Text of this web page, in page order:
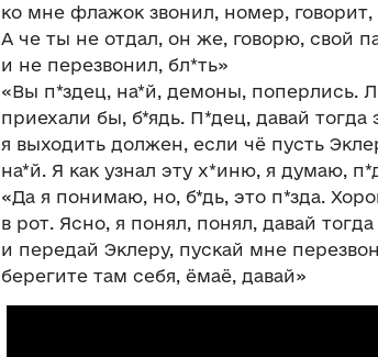
ко мне флажок звонил, номер,
А че ты не отдал, он же, говорю, свой
и не перезвонил, бл*ть»
«Вы п*здец, на*й, демоны, поперлись.
приехали бы, б*ядь. П*дец, давай
я выходить должен, если чё пусть
на*й. Я как узнал эту х*иню, я думаю,
«Да я понимаю, но, б*дь, это п*зда.
в рот. Ясно, я понял, понял, давай
и передай Эклеру, пускай мне
берегите там себя, ёмаё, давай»